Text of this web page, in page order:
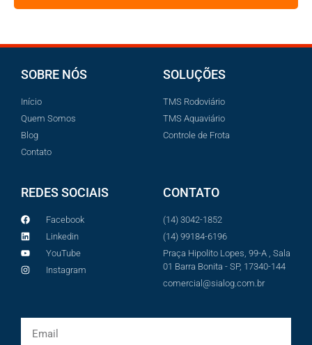
SOBRE NÓS
Início
Quem Somos
Blog
Contato
SOLUÇÕES
TMS Rodoviário
TMS Aquaviário
Controle de Frota
REDES SOCIAIS
Facebook
Linkedin
YouTube
Instagram
CONTATO
(14) 3042-1852
(14) 99184-6196
Praça Hipolito Lopes, 99-A , Sala
01 Barra Bonita - SP, 17340-144
comercial@sialog.com.br